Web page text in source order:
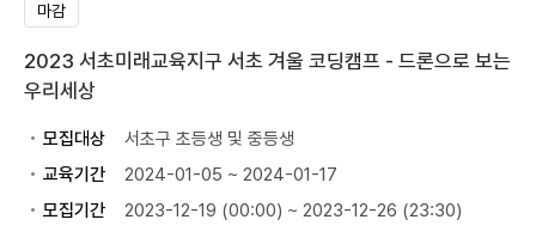
마감
2023 서초미래교육지구 서초 겨울 코딩캠프 - 드론으로 보는
우리세상
모집대상
서초구 초등생 및 중등생
교육기간
2024-01-05 ~ 2024-01-17
모집기간
2023-12-19 (00:00) ~ 2023-12-26 (23:30)